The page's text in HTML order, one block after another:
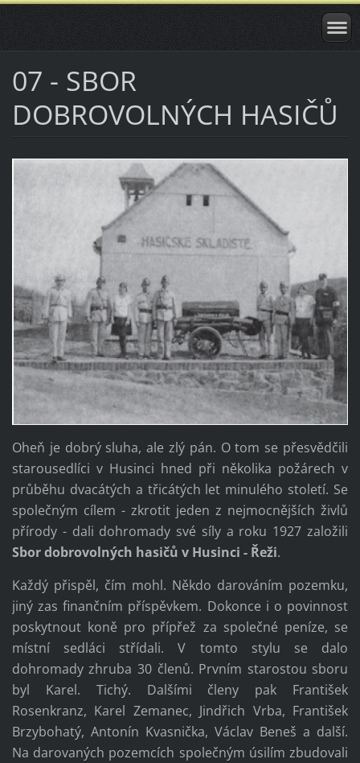
07 - SBOR
DOBROVOLNÝCH HASIČŮ
Oheň je dobrý sluha, ale zlý pán. O tom se přesvědčili
starousedlíci v Husinci hned při několika požárech v
průběhu dvacátých a třicátých let minulého století. Se
společným cílem - zkrotit jeden z nejmocnějších živlů
přírody - dali dohromady své síly a roku 1927 založili
Sbor dobrovolných hasičů v Husinci - Řeži.
Každý přispěl, čím mohl. Někdo darováním pozemku,
jiný zas finančním příspěvkem. Dokonce i o povinnost
poskytnout koně pro přípřež za společné peníze, se
místní sedláci střídali. V tomto stylu se dalo
dohromady zhruba 30 členů. Prvním starostou sboru
byl Karel. Tichý. Dalšími členy pak František
Rosenkranz, Karel Zemanec, Jindřich Vrba, František
Brzybohatý, Antonín Kvasnička, Václav Beneš a další.
Na darovaných pozemcích společným úsilím zbudovali